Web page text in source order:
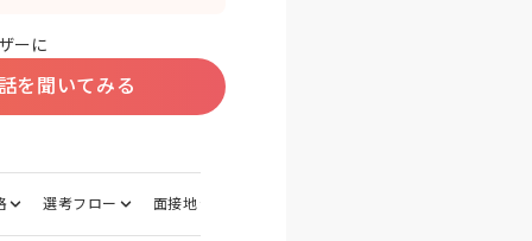
ーに
を聞いてみる
選考フロー 面接地